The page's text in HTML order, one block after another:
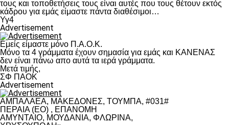
τους και τοποθετήσεις τους είναι αυτές που τους θέτουν εκτός
κάδρου για εμάς είμαστε πάντα διαθέσιμοι…
Υγ4
Advertisement
Εμείς είμαστε μόνο Π.Α.Ο.Κ.
Μόνο τα 4 γράμματα έχουν σημασία για εμάς και ΚΑΝΕΝΑΣ
δεν είναι πάνω απο αυτά τα ιερά γράμματα.
Μετά τιμής,
ΣΦ ΠΑΟΚ
Advertisement
ΑΜΠΑΛΑΕΑ, ΜΑΚΕΔΟΝΕΣ, ΤΟΥΜΠΑ, #031#
ΠΕΡΑΙΑ (ΕΟ) , ΕΠΑΝΟΜΗ
ΑΜΥΝΤΑΙΟ, ΜΟΥΔΑΝΙΑ, ΦΛΩΡΙΝΑ,